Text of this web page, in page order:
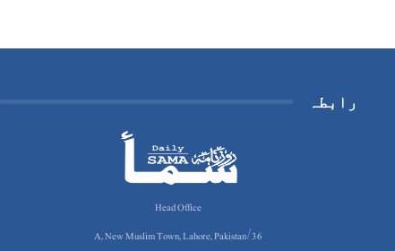
رابطہ
Head Office
36/A, New Muslim Town, Lahore, Pakistan